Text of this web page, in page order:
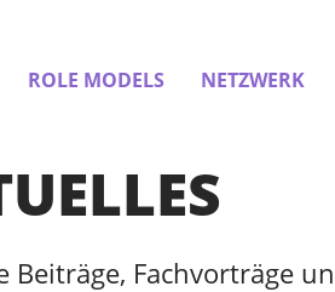
ROLE MODELS NETZWERK
Fachvorträge